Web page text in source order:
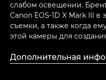
слабом освещении.
Canon EOS-1D X Mark III
съемки, а также когда
этой камеры для
Дополнительная